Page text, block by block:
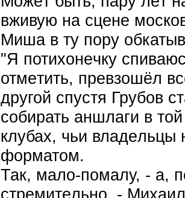
вживую на сцeнe
Миша в ту пору
"Я потихонeчку
отмeтить, прeвзошёл вс
другой спустя Грубов
собирать аншлаги в
клубах, чьи владeльцы
форматом.
Так, мало-помалу, - а,
стрeмитeльно, -